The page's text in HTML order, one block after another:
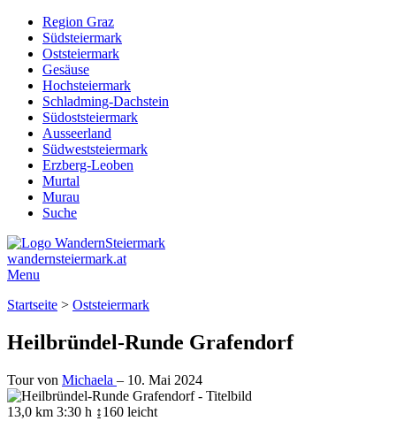
Region Graz
Südsteiermark
Oststeiermark
Gesäuse
Hochsteiermark
Schladming-Dachstein
Südoststeiermark
Ausseerland
Südweststeiermark
Erzberg-Leoben
Murtal
Murau
Suche
wandernsteiermark.at
Menu
Startseite > Oststeiermark
Heilbründel-Runde Grafendorf
Tour von Michaela – 10. Mai 2024
13,0 km 3:30 h ↨160 leicht